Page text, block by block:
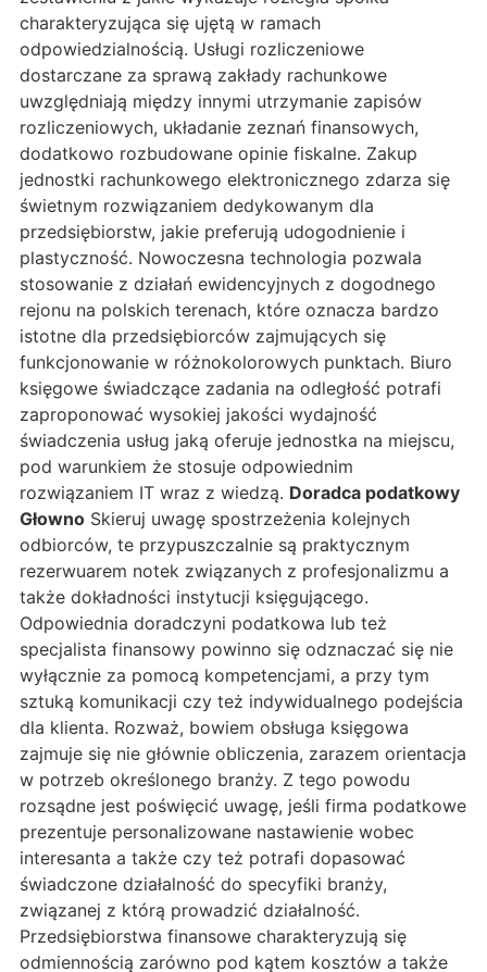
charakteryzująca się ujętą w ramach
odpowiedzialnością. Usługi rozliczeniowe
dostarczane za sprawą zakłady rachunkowe
uwzględniają między innymi utrzymanie zapisów
rozliczeniowych, układanie zeznań finansowych,
dodatkowo rozbudowane opinie fiskalne. Zakup
jednostki rachunkowego elektronicznego zdarza się
świetnym rozwiązaniem dedykowanym dla
przedsiębiorstw, jakie preferują udogodnienie i
plastyczność. Nowoczesna technologia pozwala
stosowanie z działań ewidencyjnych z dogodnego
rejonu na polskich terenach, które oznacza bardzo
istotne dla przedsiębiorców zajmujących się
funkcjonowanie w różnokolorowych punktach. Biuro
księgowe świadczące zadania na odległość potrafi
zaproponować wysokiej jakości wydajność
świadczenia usług jaką oferuje jednostka na miejscu,
pod warunkiem że stosuje odpowiednim
rozwiązaniem IT wraz z wiedzą. Doradca podatkowy
Głowno Skieruj uwagę spostrzeżenia kolejnych
odbiorców, te przypuszczalnie są praktycznym
rezerwuarem notek związanych z profesjonalizmu a
także dokładności instytucji księgującego.
Odpowiednia doradczyni podatkowa lub też
specjalista finansowy powinno się odznaczać się nie
wyłącznie za pomocą kompetencjami, a przy tym
sztuką komunikacji czy też indywidualnego podejścia
dla klienta. Rozważ, bowiem obsługa księgowa
zajmuje się nie głównie obliczenia, zarazem orientacja
w potrzeb określonego branży. Z tego powodu
rozsądne jest poświęcić uwagę, jeśli firma podatkowe
prezentuje personalizowane nastawienie wobec
interesanta a także czy też potrafi dopasować
świadczone działalność do specyfiki branży,
związanej z którą prowadzić działalność.
Przedsiębiorstwa finansowe charakteryzują się
odmiennością zarówno pod kątem kosztów a także